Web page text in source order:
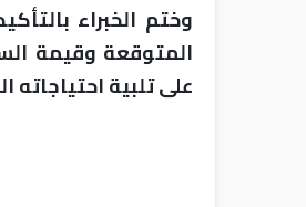
وختم الخبراء
المتوقعة وقيمة
على تلبية